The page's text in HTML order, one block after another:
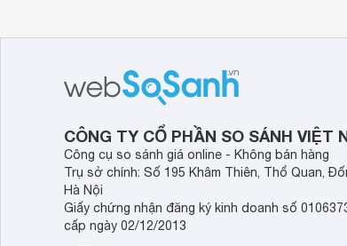
CÔNG TY CỔ PHẦN SO SÁNH VIỆT
Công cụ so sánh giá online - Không bán hàng
Trụ sở chính: Số 195 Khâm Thiên, Thổ Quan,
Hà Nội
Giấy chứng nhận đăng ký kinh doanh số
cấp ngày 02/12/2013